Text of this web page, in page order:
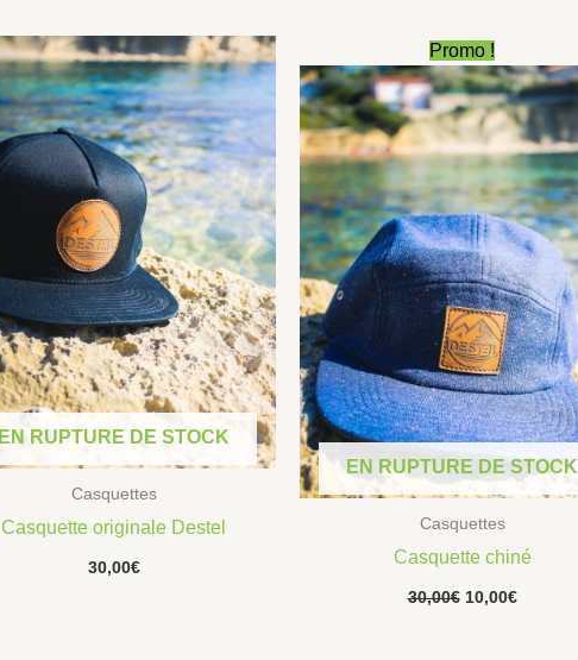
EN RUPTURE DE STOCK
Casquettes
Casquette originale Destel
30,00€
Promo !
EN RUPTURE DE STOCK
Casquettes
Casquette chiné
30,00€
Le
prix
initial
était :
30,00€.
10,00€
prix
actuel
est :
10,00€.